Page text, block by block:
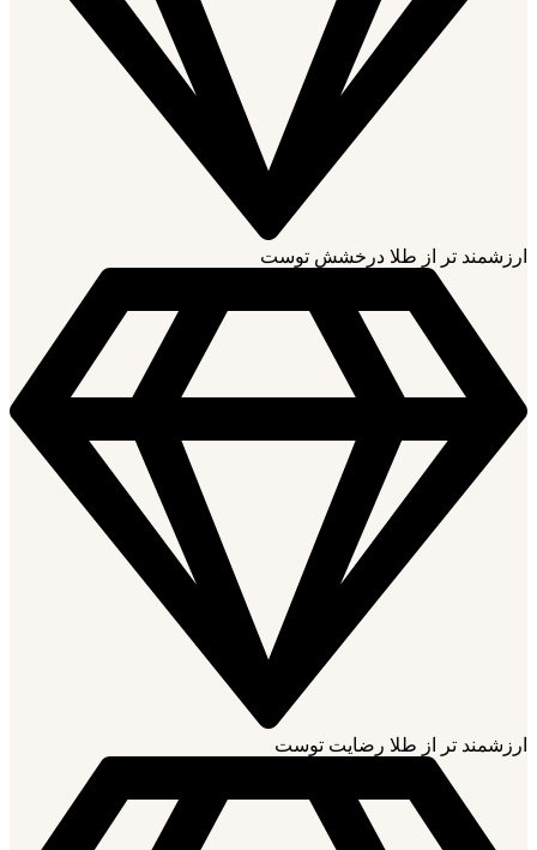
ارزشمند تر از طلا درخشش توست
ارزشمند تر از طلا رضایت توست